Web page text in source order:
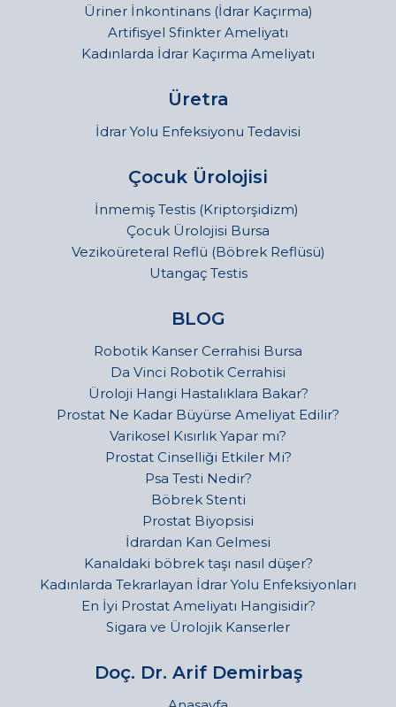
Üriner İnkontinans (İdrar Kaçırma)
Artifisyel Sfinkter Ameliyatı
Kadınlarda İdrar Kaçırma Ameliyatı
Üretra
İdrar Yolu Enfeksiyonu Tedavisi
Çocuk Ürolojisi
İnmemiş Testis (Kriptorşidizm)
Çocuk Ürolojisi Bursa
Vezikoüreteral Reflü (Böbrek Reflüsü)
Utangaç Testis
BLOG
Robotik Kanser Cerrahisi Bursa
Da Vinci Robotik Cerrahisi
Üroloji Hangi Hastalıklara Bakar?
Prostat Ne Kadar Büyürse Ameliyat Edilir?
Varikosel Kısırlık Yapar mı?
Prostat Cinselliği Etkiler Mi?
Psa Testi Nedir?
Böbrek Stenti
Prostat Biyopsisi
İdrardan Kan Gelmesi
Kanaldaki böbrek taşı nasıl düşer?
Kadınlarda Tekrarlayan İdrar Yolu Enfeksiyonları
En İyi Prostat Ameliyatı Hangisidir?
Sigara ve Ürolojik Kanserler
Doç. Dr. Arif Demirbaş